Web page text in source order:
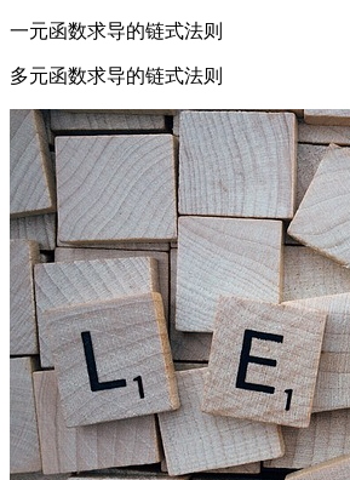
一元函数求导的链式法则
多元函数求导的链式法则